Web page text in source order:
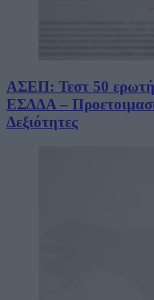
ΑΣΕΠ: Τεστ 50
ΕΣΔΔΑ –
Δεξιότητες